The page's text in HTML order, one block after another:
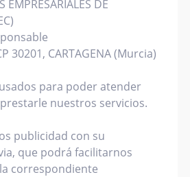
EMPRESARIALES DE
30201, CARTAGENA (Murcia)
para poder atender
nuestros servicios.
publicidad con su
que podrá facilitarnos
correspondiente